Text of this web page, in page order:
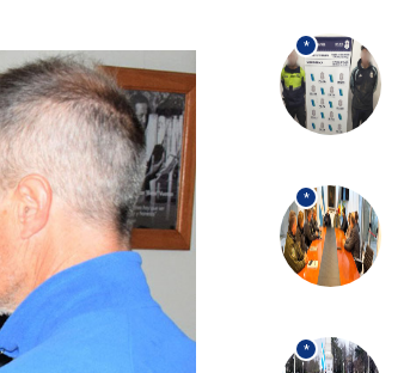
*
*
*